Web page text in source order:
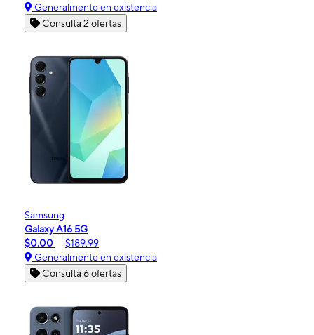
Generalmente en existencia
Consulta 2 ofertas
Samsung
Galaxy A16 5G
$0.00
$189.99
Generalmente en existencia
Consulta 6 ofertas